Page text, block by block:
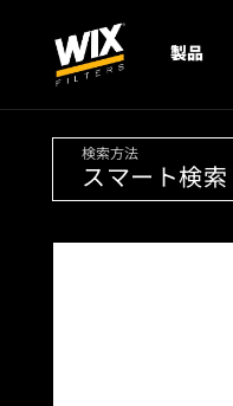
製品
検索方法